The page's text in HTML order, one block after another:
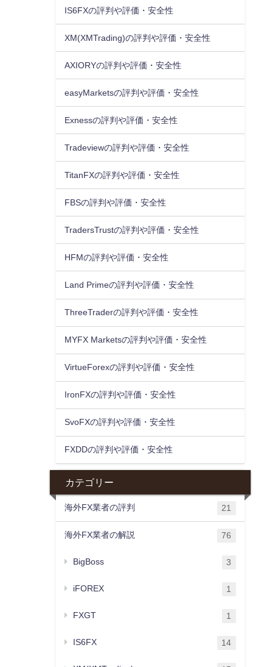
IS6FXの評判や評価・安全性
XM(XMTrading)の評判や評価・安全性
AXIORYの評判や評価・安全性
easyMarketsの評判や評価・安全性
Exnessの評判や評価・安全性
Tradeviewの評判や評価・安全性
TitanFXの評判や評価・安全性
FBSの評判や評価・安全性
TradersTrustの評判や評価・安全性
HFMの評判や評価・安全性
Land Primeの評判や評価・安全性
ThreeTraderの評判や評価・安全性
MYFX Marketsの評判や評価・安全性
VirtueForexの評判や評価・安全性
IronFXの評判や評価・安全性
SvoFXの評判や評価・安全性
FXDDの評判や評価・安全性
カテゴリー
海外FX業者の評判 21
海外FX業者の解説 76
BigBoss 3
iFOREX 1
FXGT 1
IS6FX 14